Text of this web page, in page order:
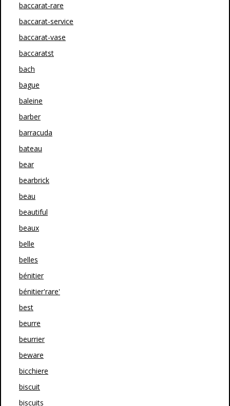
baccarat-rare
baccarat-service
baccarat-vase
baccaratst
bach
bague
baleine
barber
barracuda
bateau
bear
bearbrick
beau
beautiful
beaux
belle
belles
bénitier
bénitier'rare'
best
beurre
beurrier
beware
bicchiere
biscuit
biscuits